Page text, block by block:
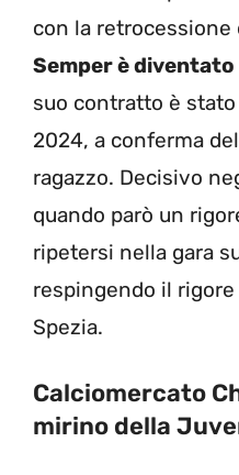
con la retrocessione
Semper è
suo contratto è
2024, a conferma
ragazzo. Decisivo
quando parò un
ripetersi nella gara
respingendo il
Spezia.
Calciomercato
mirino della